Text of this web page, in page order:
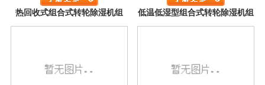
热回收式组合式转轮除湿机组 低温低湿型组合式转轮除湿机组